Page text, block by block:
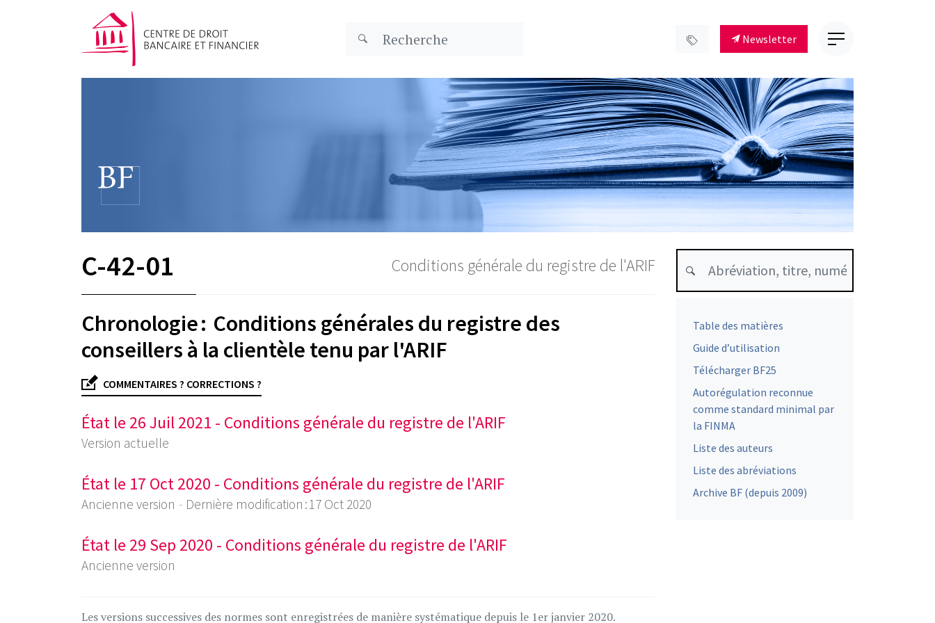
Newsletter
C-42-01 Conditions générale du registre de l'ARIF
Chronologie : Conditions générales du registre des
conseillers à la clientèle tenu par l'ARIF
COMMENTAIRES ? CORRECTIONS ?
État le 26 Juil 2021 - Conditions générale du registre de l'ARIF
Version actuelle
État le 17 Oct 2020 - Conditions générale du registre de l'ARIF
Ancienne version Dernière modification : 17 Oct 2020
État le 29 Sep 2020 - Conditions générale du registre de l'ARIF
Ancienne version
Les versions successives des normes sont enregistrées de manière systématique depuis le 1er janvier 2020.
Table des matières
Guide d’utilisation
Télécharger BF25
Autorégulation reconnue
comme standard minimal par
la FINMA
Liste des auteurs
Liste des abréviations
Archive BF (depuis 2009)